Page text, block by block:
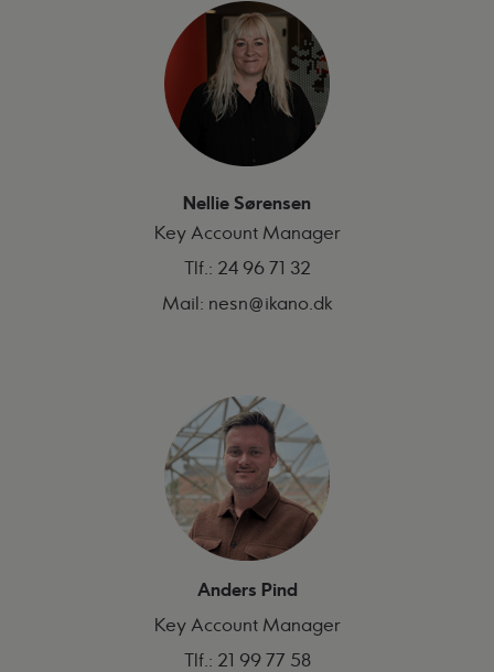
Nellie Sørensen
Key Account Manager
Tlf.: 24 96 71 32
Mail: nesn@ikano.dk
Anders Pind
Key Account Manager
Tlf.: 21 99 77 58